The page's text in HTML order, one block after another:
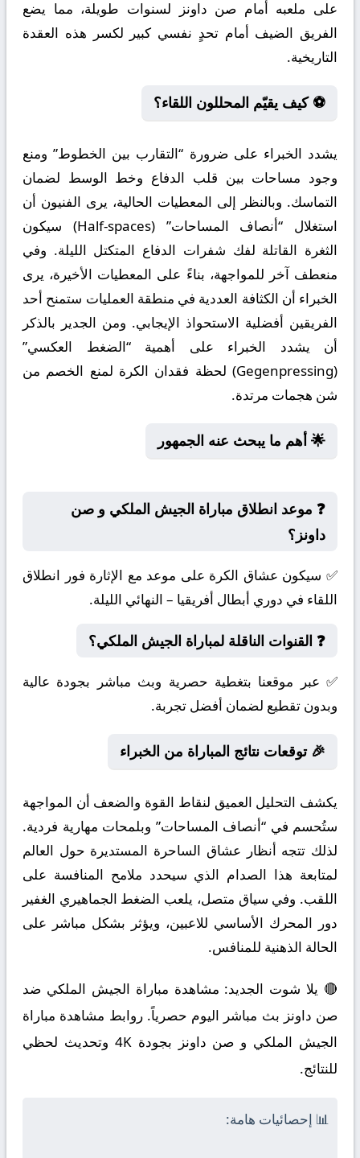
على ملعبه أمام صن داونز لسنوات طويلة، مما يضع
الفريق الضيف أمام تحدٍ نفسي كبير لكسر هذه العقدة
التاريخية.
⚽ كيف يقيّم المحللون اللقاء؟
يشدد الخبراء على ضرورة “التقارب بين الخطوط” ومنع
وجود مساحات بين قلب الدفاع وخط الوسط لضمان
التماسك. وبالنظر إلى المعطيات الحالية، يرى الفنيون أن
استغلال “أنصاف المساحات” (Half-spaces) سيكون
الثغرة القاتلة لفك شفرات الدفاع المتكتل الليلة. وفي
منعطف آخر للمواجهة، بناءً على المعطيات الأخيرة، يرى
الخبراء أن الكثافة العددية في منطقة العمليات ستمنح أحد
الفريقين أفضلية الاستحواذ الإيجابي. ومن الجدير بالذكر
أن يشدد الخبراء على أهمية “الضغط العكسي”
(Gegenpressing) لحظة فقدان الكرة لمنع الخصم من
شن هجمات مرتدة.
🌟 أهم ما يبحث عنه الجمهور
❓ موعد انطلاق مباراة الجيش الملكي و صن
داونز؟
✅ سيكون عشاق الكرة على موعد مع الإثارة فور انطلاق
اللقاء في دوري أبطال أفريقيا – النهائي الليلة.
❓ القنوات الناقلة لمباراة الجيش الملكي؟
✅ عبر موقعنا بتغطية حصرية وبث مباشر بجودة عالية
وبدون تقطيع لضمان أفضل تجربة.
🎉 توقعات نتائج المباراة من الخبراء
يكشف التحليل العميق لنقاط القوة والضعف أن المواجهة
ستُحسم في “أنصاف المساحات” وبلمحات مهارية فردية.
لذلك تتجه أنظار عشاق الساحرة المستديرة حول العالم
لمتابعة هذا الصدام الذي سيحدد ملامح المنافسة على
اللقب. وفي سياق متصل، يلعب الضغط الجماهيري الغفير
دور المحرك الأساسي للاعبين، ويؤثر بشكل مباشر على
الحالة الذهنية للمنافس.
🔴 يلا شوت الجديد: مشاهدة مباراة الجيش الملكي ضد
صن داونز بث مباشر اليوم حصرياً. روابط مشاهدة مباراة
الجيش الملكي و صن داونز بجودة 4K وتحديث لحظي
للنتائج.
📊 إحصائيات هامة: